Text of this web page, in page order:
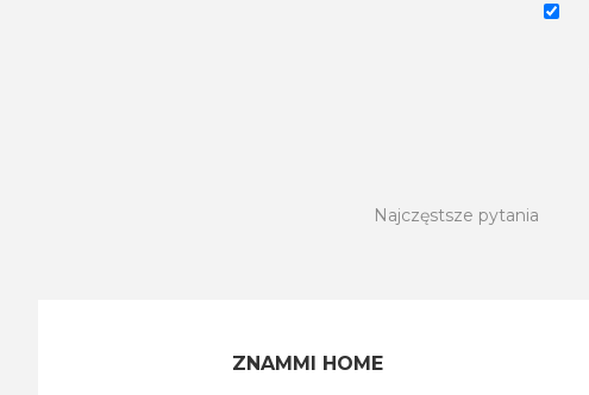
Najczęstsze pytania
ZNAMMI HOME